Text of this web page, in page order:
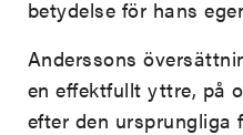
betydelse för hans
Anderssons
en effektfullt yttre, på
efter den ursprungliga